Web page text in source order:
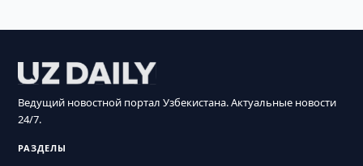
Ведущий новостной портал Узбекистана. Актуальные новости
24/7.
РАЗДЕЛЫ